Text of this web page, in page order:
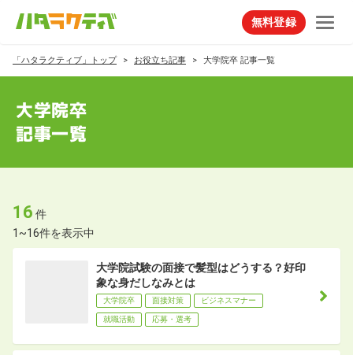
無料登録
「ハタラクティブ」トップ お役立ち記事 大学院卒 記事一覧
大学院卒
記事一覧
16 件
1~16件を表示中
大学院試験の面接で髪型はどうする？好印
象な身だしなみとは
大学院卒 面接対策 ビジネスマナー
就職活動 応募・選考